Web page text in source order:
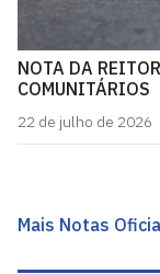
NOTA DA
COMUNITÁRIOS
22 de julho de 2026
Mais Notas